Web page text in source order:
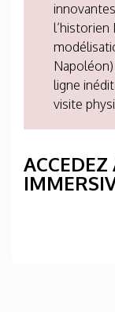
l’historien
ligne
visite
ACCEDEZ